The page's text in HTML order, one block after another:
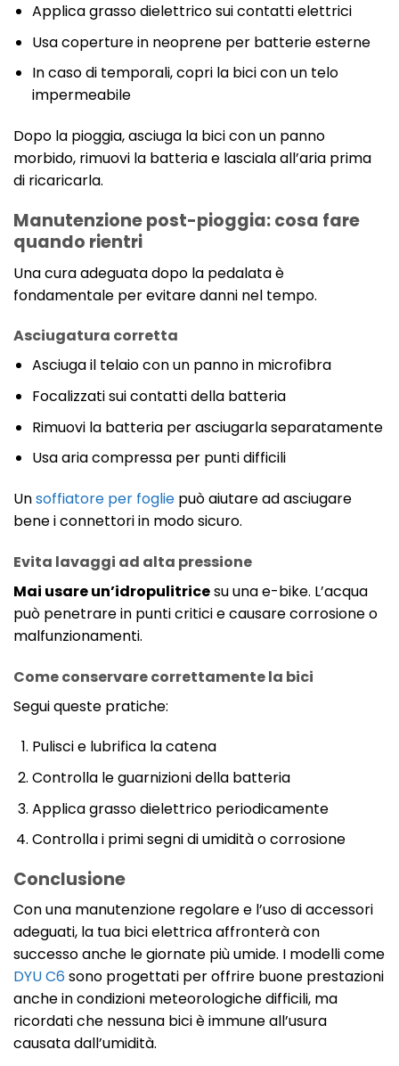
Applica grasso dielettrico sui contatti elettrici
Usa coperture in neoprene per batterie esterne
In caso di temporali, copri la bici con un telo
impermeabile
Dopo la pioggia, asciuga la bici con un panno
morbido, rimuovi la batteria e lasciala all’aria prima
di ricaricarla.
Manutenzione post-pioggia: cosa fare
quando rientri
Una cura adeguata dopo la pedalata è
fondamentale per evitare danni nel tempo.
Asciugatura corretta
Asciuga il telaio con un panno in microfibra
Focalizzati sui contatti della batteria
Rimuovi la batteria per asciugarla separatamente
Usa aria compressa per punti difficili
Unsoffiatore per foglie può aiutare ad asciugare
bene i connettori in modo sicuro.
Evita lavaggi ad alta pressione
Mai usare un’idropulitricesu una e-bike. L’acqua
può penetrare in punti critici e causare corrosione o
malfunzionamenti.
Come conservare correttamente la bici
Segui queste pratiche:
Pulisci e lubrifica la catena
Controlla le guarnizioni della batteria
Applica grasso dielettrico periodicamente
Controlla i primi segni di umidità o corrosione
Conclusione
Con una manutenzione regolare e l’uso di accessori
adeguati, la tua bici elettrica affronterà con
successo anche le giornate più umide. I modelli come
DYU C6 sono progettati per offrire buone prestazioni
anche in condizioni meteorologiche difficili, ma
ricordati che nessuna bici è immune all’usura
causata dall’umidità.